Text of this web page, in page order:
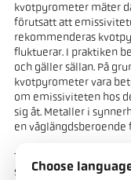
kvotpyrometer mäter
förutsatt att
rekommenderas
fluktuerar. I praktiken
och gäller sällan. På
kvotpyrometer vara
om emissiviteten hos
sig åt. Metaller i
en
Transmissionsförluster
sidan ofta en homogen
Choose